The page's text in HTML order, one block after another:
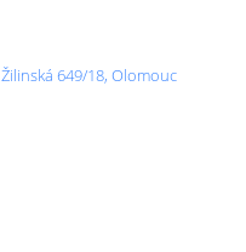
649/18, Olomouc